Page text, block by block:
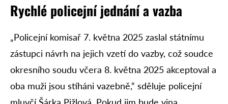
Rychlé policejní jednání a vazba
„Policejní komisař 7. května 2025 zaslal státnímu
zástupci návrh na jejich vzetí do vazby, což soudce
okresního soudu včera 8. května 2025 akceptoval a
oba muži jsou stíháni vazebně,“ sděluje policejní